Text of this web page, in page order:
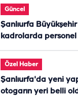
Güncel
Şanlıurfa Büyükşehir
kadrolarda
Özel Haber
Şanlıurfa'da yeni
otogarın yeri belli